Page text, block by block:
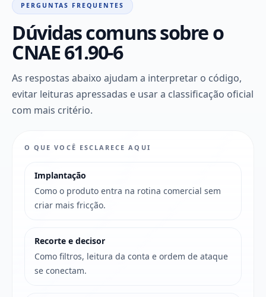
PERGUNTAS FREQUENTES
Dúvidas comuns sobre o
CNAE 61.90-6
As respostas abaixo ajudam a interpretar o código,
evitar leituras apressadas e usar a classificação oficial
com mais critério.
O QUE VOCÊ ESCLARECE AQUI
Implantação
Como o produto entra na rotina comercial sem
criar mais fricção.
Recorte e decisor
Como filtros, leitura da conta e ordem de ataque
se conectam.